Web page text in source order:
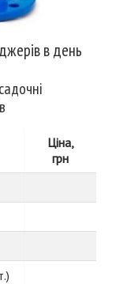
в день
Ціна,
грн